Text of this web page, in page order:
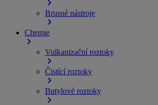
Brusné nástroje
Chemie
Vulkanizační roztoky
Čistící roztoky
Butylové roztoky